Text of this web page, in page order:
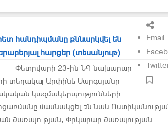
Email
հանդիպմանը քննարկվել են
հարցեր (տեսանյութ)
Փետրվարի 23-ին ՆԳ նախարար
տեղակալ Արփինե Սարգսյանը
կազմակերպությունների
մասնակցել են նաև
ծառայության, Փրկարար ծառայության